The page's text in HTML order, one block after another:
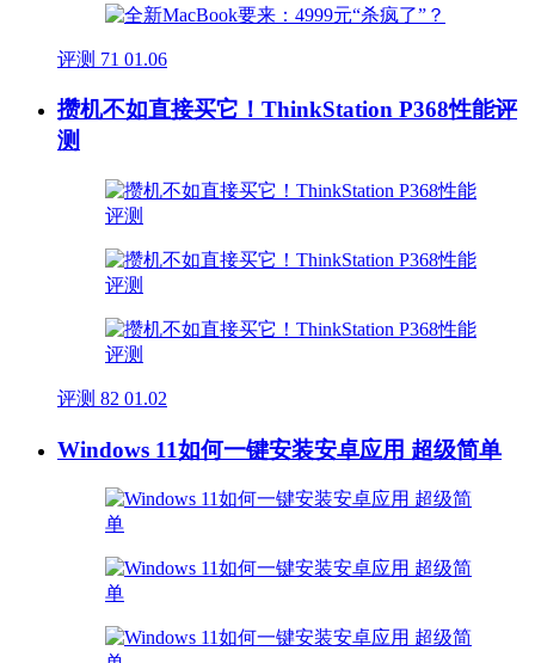
评测 71 01.06
攒机不如直接买它！ThinkStation P368性能评
测
评测 82 01.02
Windows 11如何一键安装安卓应用 超级简单